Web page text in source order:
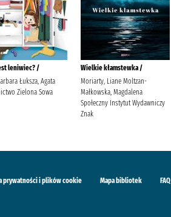
leniwiec? /
Łuksza, Agata
Zielona Sowa
Wielkie kłamstewka /
Moriarty, Liane Moltzan-
Małkowska, Magdalena
Społeczny Instytut Wydawniczy
Znak
prywatności i plików cookie Mapa bibliotek FAQ